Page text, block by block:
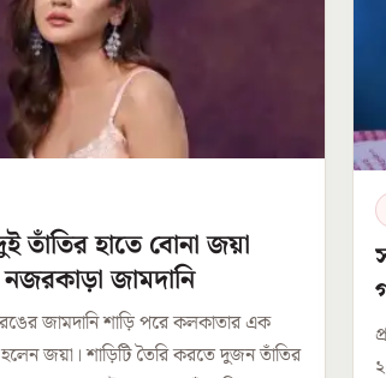
তাঁতির হাতে বোনা জয়া
জামদানি
রঙের জামদানি শাড়ি পরে কলকাতার এক
হলেন জয়া। শাড়িটি তৈরি করতে দুজন তাঁতির